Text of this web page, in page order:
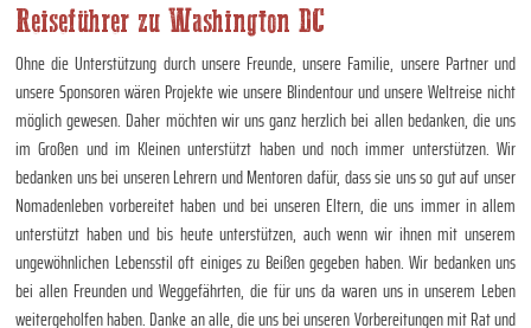
Reiseführer zu Washington DC
Ohne die Unterstützung durch unsere Freunde, unsere Familie, unsere Partner und
unsere Sponsoren wären Projekte wie unsere Blindentour und unsere Weltreise nicht
möglich gewesen. Daher möchten wir uns ganz herzlich bei allen bedanken, die uns
im Großen und im Kleinen unterstützt haben und noch immer unterstützen. Wir
bedanken uns bei unseren Lehrern und Mentoren dafür, dass sie uns so gut auf unser
Nomadenleben vorbereitet haben und bei unseren Eltern, die uns immer in allem
unterstützt haben und bis heute unterstützen, auch wenn wir ihnen mit unserem
ungewöhnlichen Lebensstil oft einiges zu Beißen gegeben haben. Wir bedanken uns
bei allen Freunden und Weggefährten, die für uns da waren uns in unserem Leben
weitergeholfen haben. Danke an alle, die uns bei unseren Vorbereitungen mit Rat und